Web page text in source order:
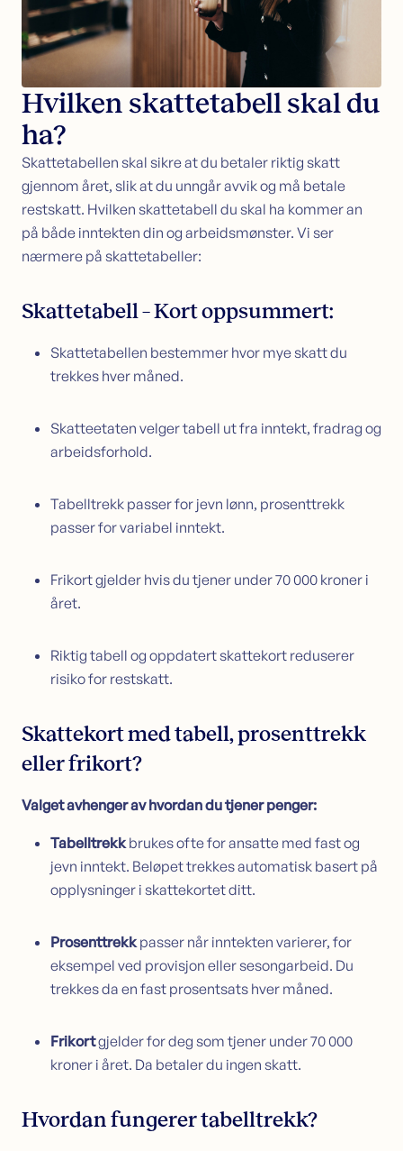
Hvilken skattetabell skal du
ha?
Skattetabellen skal sikre at du betaler riktig skatt
gjennom året, slik at du unngår avvik og må betale
restskatt. Hvilken skattetabell du skal ha kommer an
på både inntekten din og arbeidsmønster. Vi ser
nærmere på skattetabeller:
Skattetabell – Kort oppsummert:
Skattetabellen bestemmer hvor mye skatt du
trekkes hver måned.
Skatteetaten velger tabell ut fra inntekt, fradrag og
arbeidsforhold.
Tabelltrekk passer for jevn lønn, prosenttrekk
passer for variabel inntekt.
Frikort gjelder hvis du tjener under 70 000 kroner i
året.
Riktig tabell og oppdatert skattekort reduserer
risiko for restskatt.
Skattekort med tabell, prosenttrekk
eller frikort?
Valget avhenger av hvordan du tjener penger:
Tabelltrekk brukes ofte for ansatte med fast og
jevn inntekt. Beløpet trekkes automatisk basert på
opplysninger i skattekortet ditt.
Prosenttrekk passer når inntekten varierer, for
eksempel ved provisjon eller sesongarbeid. Du
trekkes da en fast prosentsats hver måned.
Frikortgjelder for deg som tjener under 70 000
kroner i året. Da betaler du ingen skatt.
Hvordan fungerer tabelltrekk?